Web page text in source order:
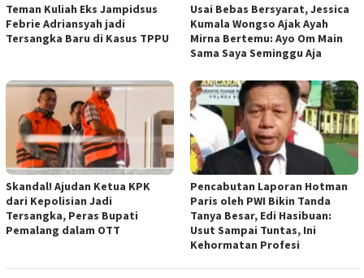
Teman Kuliah Eks Jampidsus
Febrie Adriansyah jadi
Tersangka Baru di Kasus TPPU
Usai Bebas Bersyarat, Jessica
Kumala Wongso Ajak Ayah
Mirna Bertemu: Ayo Om Main
Sama Saya Seminggu Aja
Skandal! Ajudan Ketua KPK
dari Kepolisian Jadi
Tersangka, Peras Bupati
Pemalang dalam OTT
Pencabutan Laporan Hotman
Paris oleh PWI Bikin Tanda
Tanya Besar, Edi Hasibuan:
Usut Sampai Tuntas, Ini
Kehormatan Profesi